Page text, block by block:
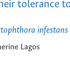
tolerance
Lagos